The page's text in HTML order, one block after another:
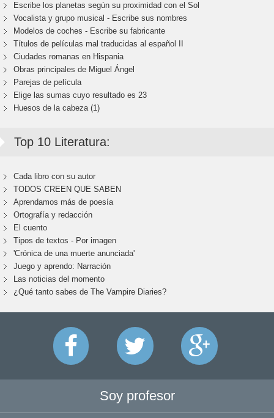
Escribe los planetas según su proximidad con el Sol
Vocalista y grupo musical - Escribe sus nombres
Modelos de coches - Escribe su fabricante
Títulos de películas mal traducidas al español II
Ciudades romanas en Hispania
Obras principales de Miguel Ángel
Parejas de película
Elige las sumas cuyo resultado es 23
Huesos de la cabeza (1)
Top 10 Literatura:
Cada libro con su autor
TODOS CREEN QUE SABEN
Aprendamos más de poesía
Ortografía y redacción
El cuento
Tipos de textos - Por imagen
'Crónica de una muerte anunciada'
Juego y aprendo: Narración
Las noticias del momento
¿Qué tanto sabes de The Vampire Diaries?
Soy profesor